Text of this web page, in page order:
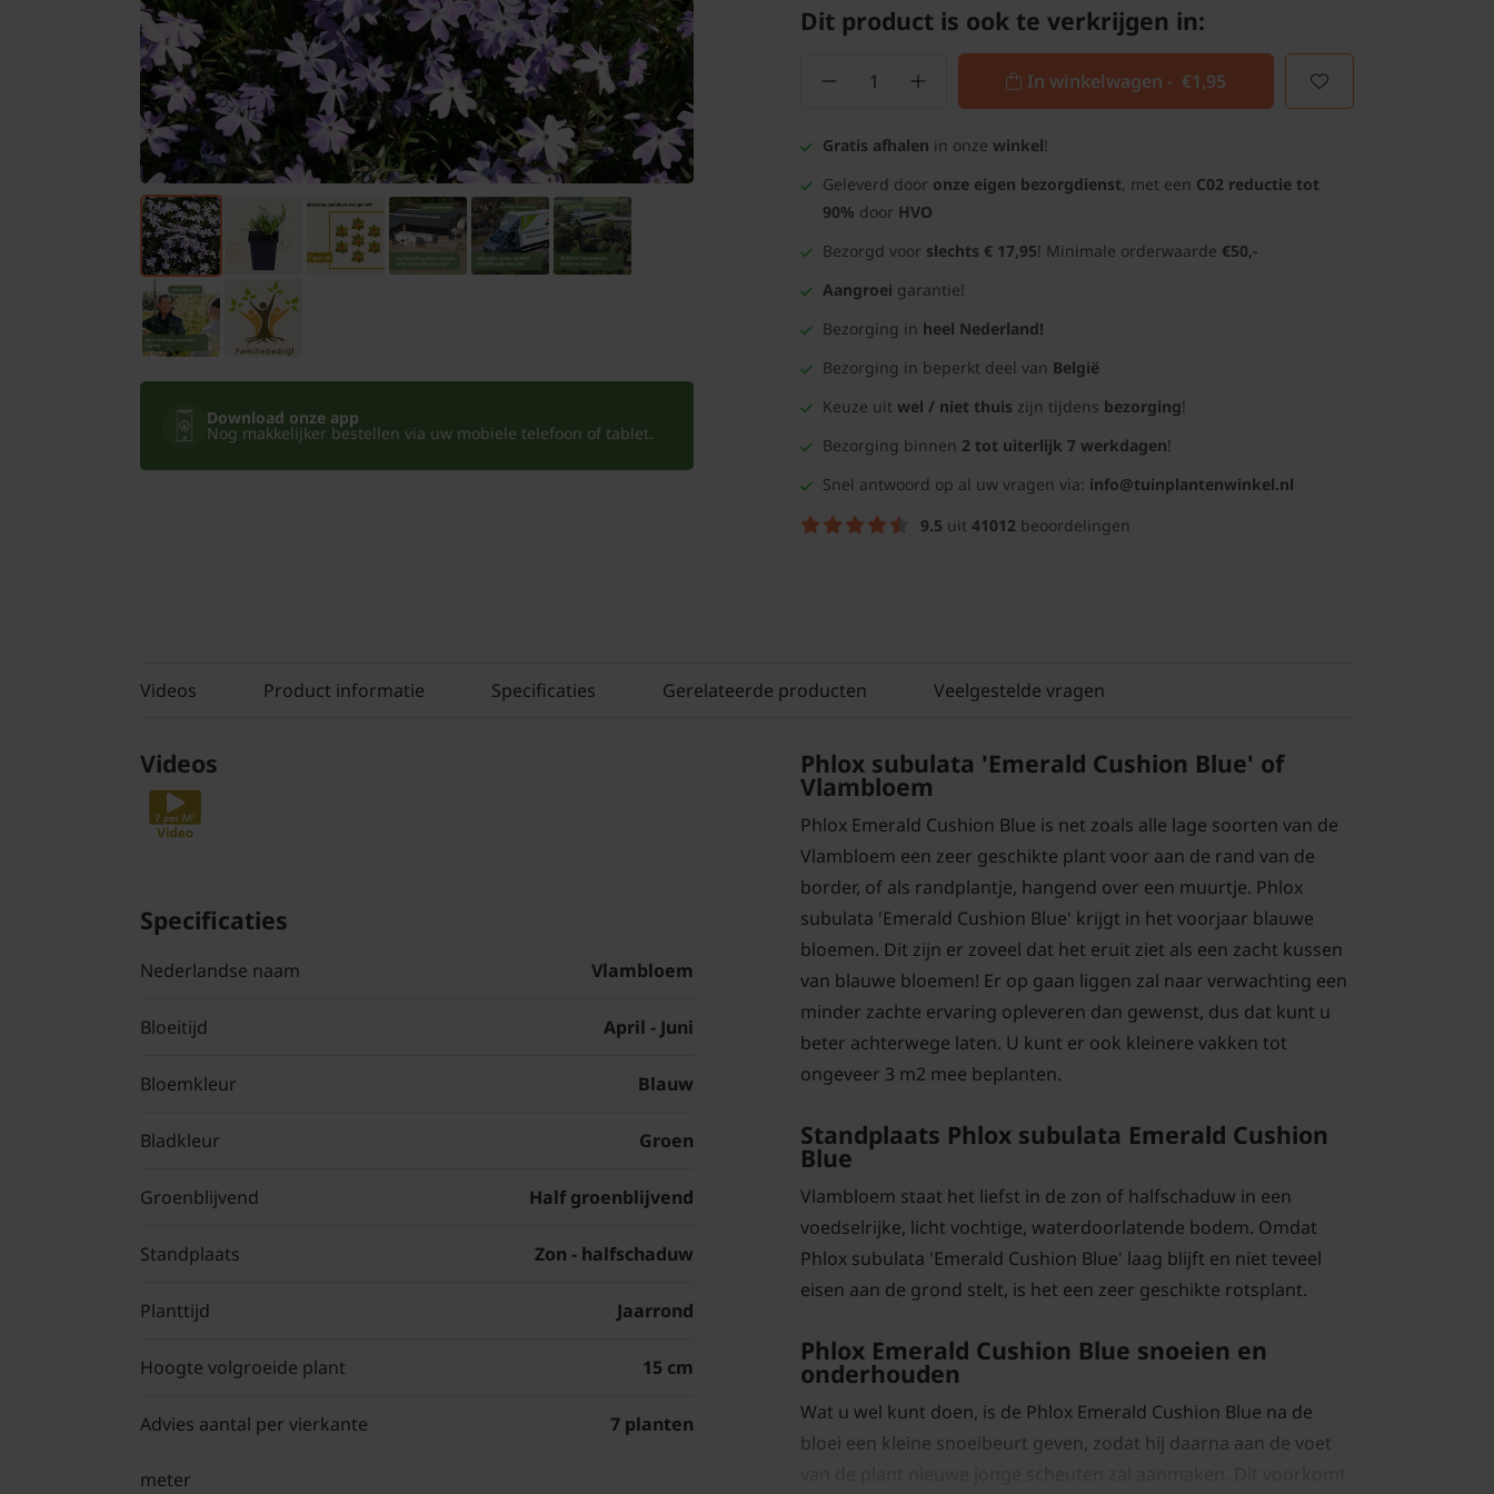
Bomen
Leibomen
Bloembollen
Tuinbenodigdheden
Kamerplanten
Bloempotten
Download onze app
Nog makkelijker bestellen via uw mobiele telefoon of tablet.
Dit product is ook te verkrijgen in:
In winkelwagen - €1,95
Gratis afhalen in onze winkel!
Geleverd door onze eigen bezorgdienst, met een C02 reductie tot
90% door HVO
Bezorgd voor slechts € 17,95! Minimale orderwaarde €50,-
Aangroei garantie!
Bezorging in heel Nederland!
Bezorging in beperkt deel van België
Keuze uit wel / niet thuis zijn tijdens bezorging!
Bezorging binnen 2 tot uiterlijk 7 werkdagen!
Snel antwoord op al uw vragen via: info@tuinplantenwinkel.nl
9.5 uit 41012 beoordelingen
Videos Product informatie Specificaties Gerelateerde producten Veelgestelde vragen
Videos
Specificaties
Nederlandse naam Vlambloem
Bloeitijd April - Juni
Bloemkleur Blauw
Bladkleur Groen
Groenblijvend Half groenblijvend
Standplaats Zon - halfschaduw
Planttijd Jaarrond
Hoogte volgroeide plant 15 cm
Advies aantal per vierkante
meter
7 planten
Phlox subulata 'Emerald Cushion Blue' of
Vlambloem
Phlox Emerald Cushion Blue is net zoals alle lage soorten van de
Vlambloem een zeer geschikte plant voor aan de rand van de
border, of als randplantje, hangend over een muurtje. Phlox
subulata 'Emerald Cushion Blue' krijgt in het voorjaar blauwe
bloemen. Dit zijn er zoveel dat het eruit ziet als een zacht kussen
van blauwe bloemen! Er op gaan liggen zal naar verwachting een
minder zachte ervaring opleveren dan gewenst, dus dat kunt u
beter achterwege laten. U kunt er ook kleinere vakken tot
ongeveer 3 m2 mee beplanten.
Standplaats Phlox subulata Emerald Cushion
Blue
Vlambloem staat het liefst in de zon of halfschaduw in een
voedselrijke, licht vochtige, waterdoorlatende bodem. Omdat
Phlox subulata 'Emerald Cushion Blue' laag blijft en niet teveel
eisen aan de grond stelt, is het een zeer geschikte rotsplant.
Phlox Emerald Cushion Blue snoeien en
onderhouden
Wat u wel kunt doen, is de Phlox Emerald Cushion Blue na de
bloei een kleine snoeibeurt geven, zodat hij daarna aan de voet